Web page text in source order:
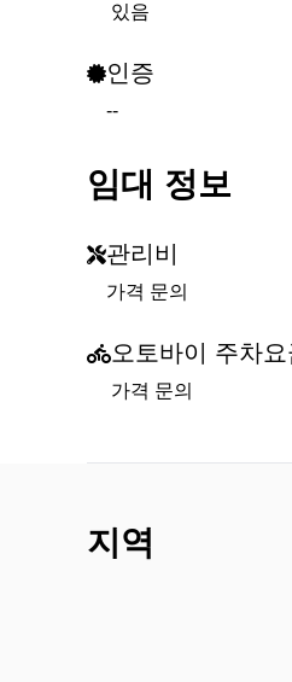
있음
인증
--
임대 정보
관리비
가격 문의
오토바이 주차요
가격 문의
지역